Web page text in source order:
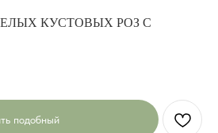
КУСТОВЫХ РОЗ С
подобный